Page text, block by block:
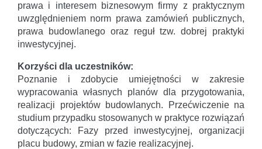
prawa i interesem biznesowym firmy z praktycznym
uwzględnieniem norm prawa zamówień publicznych,
prawa budowlanego oraz reguł tzw. dobrej praktyki
inwestycyjnej.
Korzyści dla uczestników:
Poznanie i zdobycie umiejętności w zakresie
wypracowania własnych planów dla przygotowania,
realizacji projektów budowlanych. Przećwiczenie na
studium przypadku stosowanych w praktyce rozwiązań
dotyczących: Fazy przed inwestycyjnej, organizacji
placu budowy, zmian w fazie realizacyjnej.